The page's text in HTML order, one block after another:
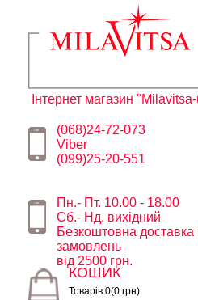
Інтернет магазин
(068)24-72-073
Viber
(099)25-20-551
Пн.- Пт. 10.00 - 18.00
Сб.- Нд. вихідний
Безкоштовна
замовлень
від 2500 грн.
КОШИК
Товарів 0(0 грн)